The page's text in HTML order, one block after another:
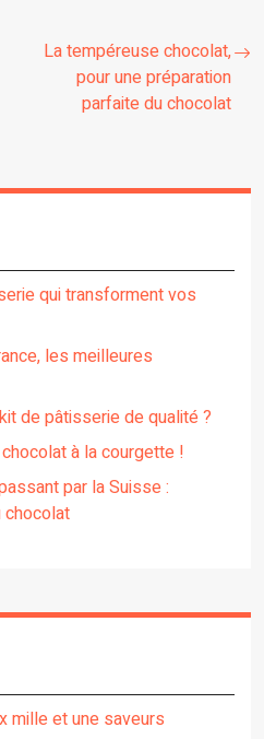
La tempéreuse chocolat,
pour une préparation
parfaite du chocolat
qui transforment vos
les meilleures
de pâtisserie de qualité ?
à la courgette !
par la Suisse :
mille et une saveurs